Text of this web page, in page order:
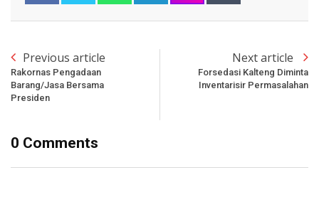
Previous article
Rakornas Pengadaan
Barang/Jasa Bersama
Presiden
Next article
Forsedasi Kalteng Diminta
Inventarisir Permasalahan
0 Comments